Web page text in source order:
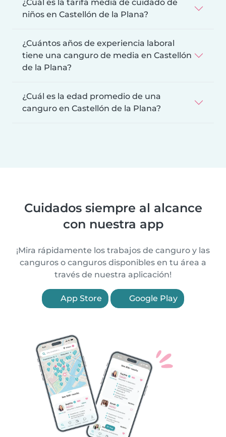
¿Cuál es la tarifa media de cuidado de
niños en Castellón de la Plana?
¿Cuántos años de experiencia laboral
tiene una canguro de media en Castellón
de la Plana?
¿Cuál es la edad promedio de una
canguro en Castellón de la Plana?
Cuidados siempre al alcance
con nuestra app
¡Mira rápidamente los trabajos de canguro y las
canguros o canguros disponibles en tu área a
través de nuestra aplicación!
App Store Google Play